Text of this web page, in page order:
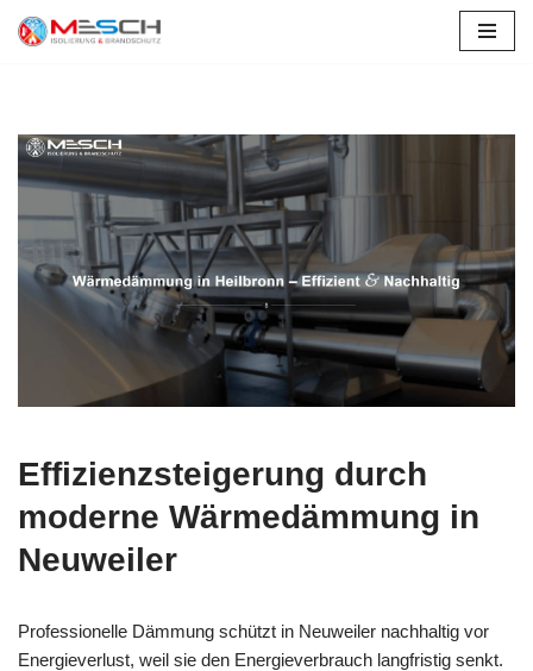
Effizienzsteigerung durch
moderne Wärmedämmung in
Neuweiler
Professionelle Dämmung schützt in Neuweiler nachhaltig vor
Energieverlust, weil sie den Energieverbrauch langfristig senkt.